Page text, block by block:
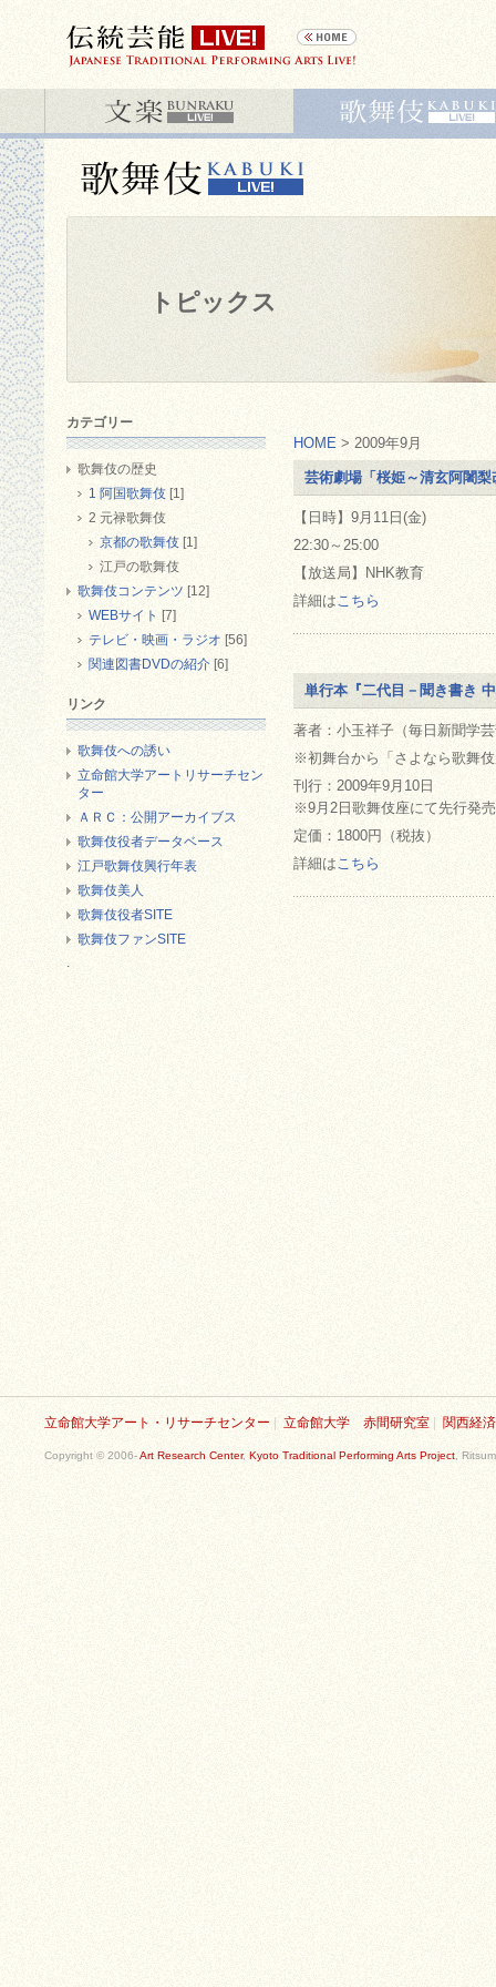
トピックス
HOME > 2009年9月
芸術劇場「桜姫～清玄阿闍
【日時】9月11日(金)
22:30～25:00
【放送局】NHK教育
詳細はこちら
単行本『二代目－聞き書き
著者：小玉祥子（毎日新聞学
※初舞台から「さよなら歌舞
刊行：2009年9月10日
※9月2日歌舞伎座にて先行発売
定価：1800円（税抜）
詳細はこちら
カテゴリー
歌舞伎の歴史
1 阿国歌舞伎 [1]
2 元禄歌舞伎
京都の歌舞伎 [1]
江戸の歌舞伎
歌舞伎コンテンツ [12]
WEBサイト [7]
テレビ・映画・ラジオ [56]
関連図書DVDの紹介 [6]
リンク
歌舞伎への誘い
立命館大学アートリサーチセン
ター
ＡＲＣ：公開アーカイブス
歌舞伎役者データベース
江戸歌舞伎興行年表
歌舞伎美人
歌舞伎役者SITE
歌舞伎ファンSITE
.
立命館大学アート・リサーチセンター 立命館大学 赤間研究室 関西経
Copyright © 2006-Art Research Center, Kyoto Traditional Performing Arts Project ,